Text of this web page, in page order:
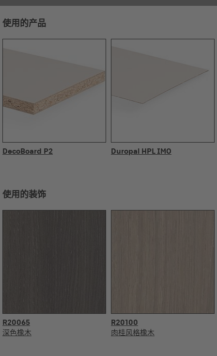
使用的产品
DecoBoard P2 Duropal HPL IMO
使用的装饰
R20065
深色橡木
R20100
肉桂风格橡木